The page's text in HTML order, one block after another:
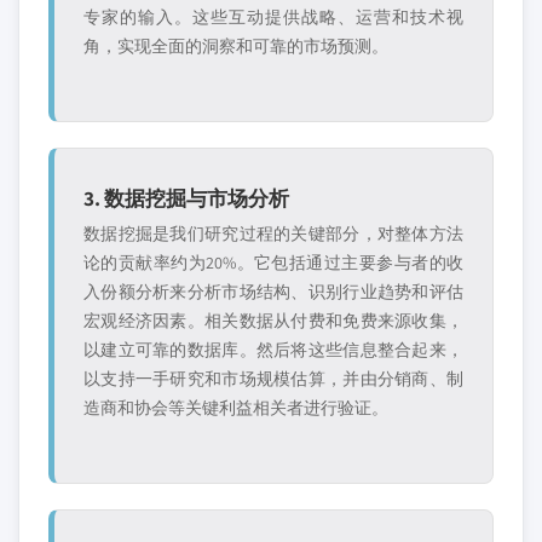
专家的输入。这些互动提供战略、运营和技术视
角，实现全面的洞察和可靠的市场预测。
3. 数据挖掘与市场分析
数据挖掘是我们研究过程的关键部分，对整体方法
论的贡献率约为20%。它包括通过主要参与者的收
入份额分析来分析市场结构、识别行业趋势和评估
宏观经济因素。相关数据从付费和免费来源收集，
以建立可靠的数据库。然后将这些信息整合起来，
以支持一手研究和市场规模估算，并由分销商、制
造商和协会等关键利益相关者进行验证。